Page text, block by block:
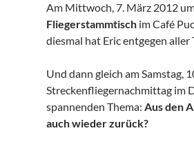
Am Mittwoch, 7. März 2012
Fliegerstammtisch im Café
diesmal hat Eric entgegen
Und dann gleich am Samstag,
Streckenfliegernachmittag im
spannenden Thema: Aus den
auch wieder zurück?